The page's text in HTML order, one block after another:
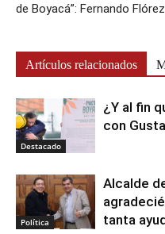
de Boyacá”: Fernando Flórez
Artículos relacionados
Destacado
¿Y al fin
con
Política
Alcalde
tanta